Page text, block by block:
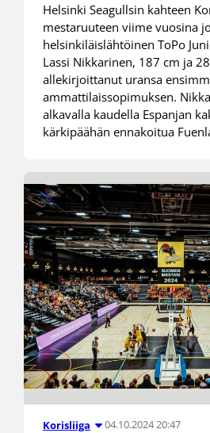
Helsinki Seagullsin kahteen
mestaruuteen viime vuosina
helsinkiläislähtöinen ToPo
Lassi Nikkarinen, 187 cm ja
allekirjoittanut uransa
ammattilaissopimuksen.
alkavalla kaudella Espanjan
kärkipäähän ennakoitua
Korisliiga 04.10.2024 20:47